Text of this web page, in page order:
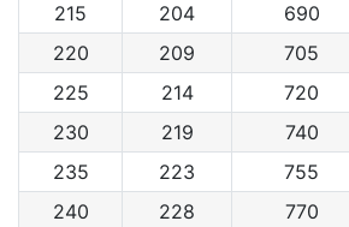
215
204 690
220
209 705
225
214 720
230
219 740
235
223
755
240
228 770